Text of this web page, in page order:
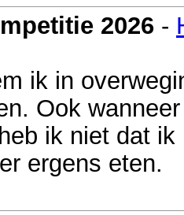
2026 -
ik in
Ook
ik niet dat
ergens eten.